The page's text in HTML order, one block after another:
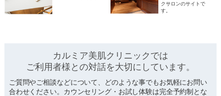
クサロンのサイトで
す。
カルミア美肌クリニックでは
ご利用者様との対話を大切にしています。
ご質問やご相談などについて、どのような事でもお気軽にお問い
合わせください。カウンセリング・お試し体験は完全予約制とな